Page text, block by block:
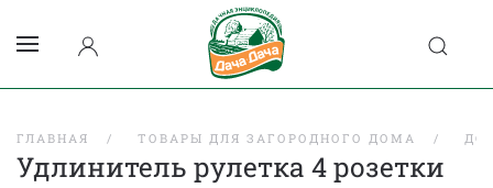
ГЛАВНАЯ ТОВАРЫ ДЛЯ ЗАГОРОДНОГО ДОМА
Удлинитель рулетка 4 розетки